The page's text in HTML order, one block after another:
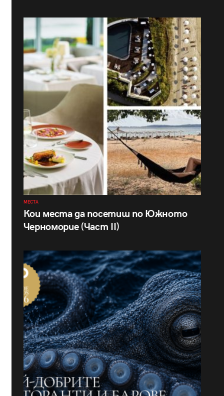
МЕСТА
Кои места да посетиш по Южното
Черноморие (Част II)